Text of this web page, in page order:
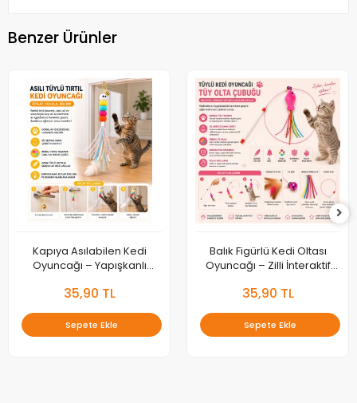
Benzer Ürünler
Kapıya Asılabilen Kedi
Oyuncağı – Yapışkanlı
Oyuncağı
35,90 TL
Sepete Ekle
Balık Figürlü Kedi Oltası
Oyuncağı – Zilli İnteraktif
35,90 TL
Sepete Ekle